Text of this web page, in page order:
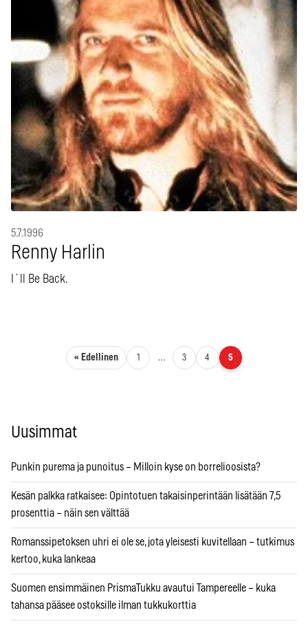
5.7.1996
Renny Harlin
I´ll Be Back.
Artikkelien sivutus
« Edellinen 1 … 3 4 5
Uusimmat
Punkin purema ja punoitus – Milloin kyse on borrelioosista?
Kesän palkka ratkaisee: Opintotuen takaisinperintään lisätään 7,5
prosenttia – näin sen välttää
Romanssipetoksen uhri ei ole se, jota yleisesti kuvitellaan – tutkimus
kertoo, kuka lankeaa
Suomen ensimmäinen PrismaTukku avautui Tampereelle – kuka
tahansa pääsee ostoksille ilman tukkukorttia